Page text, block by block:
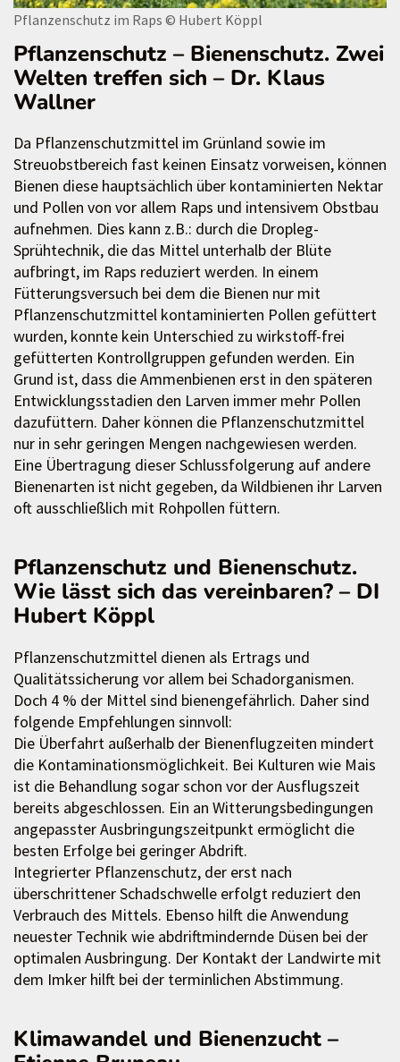
Pflanzenschutz im Raps © Hubert Köppl
Pflanzenschutz – Bienenschutz. Zwei
Welten treffen sich – Dr. Klaus
Wallner
Da Pflanzenschutzmittel im Grünland sowie im
Streuobstbereich fast keinen Einsatz vorweisen, können
Bienen diese hauptsächlich über kontaminierten Nektar
und Pollen von vor allem Raps und intensivem Obstbau
aufnehmen. Dies kann z.B.: durch die Dropleg-
Sprühtechnik, die das Mittel unterhalb der Blüte
aufbringt, im Raps reduziert werden. In einem
Fütterungsversuch bei dem die Bienen nur mit
Pflanzenschutzmittel kontaminierten Pollen gefüttert
wurden, konnte kein Unterschied zu wirkstoff-frei
gefütterten Kontrollgruppen gefunden werden. Ein
Grund ist, dass die Ammenbienen erst in den späteren
Entwicklungsstadien den Larven immer mehr Pollen
dazufüttern. Daher können die Pflanzenschutzmittel
nur in sehr geringen Mengen nachgewiesen werden.
Eine Übertragung dieser Schlussfolgerung auf andere
Bienenarten ist nicht gegeben, da Wildbienen ihr Larven
oft ausschließlich mit Rohpollen füttern.
Pflanzenschutz und Bienenschutz.
Wie lässt sich das vereinbaren? – DI
Hubert Köppl
Pflanzenschutzmittel dienen als Ertrags und
Qualitätssicherung vor allem bei Schadorganismen.
Doch 4 % der Mittel sind bienengefährlich. Daher sind
folgende Empfehlungen sinnvoll:
Die Überfahrt außerhalb der Bienenflugzeiten mindert
die Kontaminationsmöglichkeit. Bei Kulturen wie Mais
ist die Behandlung sogar schon vor der Ausflugszeit
bereits abgeschlossen. Ein an Witterungsbedingungen
angepasster Ausbringungszeitpunkt ermöglicht die
besten Erfolge bei geringer Abdrift.
Integrierter Pflanzenschutz, der erst nach
überschrittener Schadschwelle erfolgt reduziert den
Verbrauch des Mittels. Ebenso hilft die Anwendung
neuester Technik wie abdriftmindernde Düsen bei der
optimalen Ausbringung. Der Kontakt der Landwirte mit
dem Imker hilft bei der terminlichen Abstimmung.
Klimawandel und Bienenzucht –